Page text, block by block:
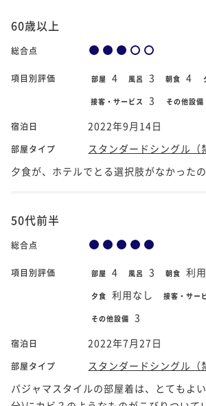
60歳以上
総合点
項目別評価 部屋 4 風呂 3 朝食 4
接客・サービス 3 その他設備
宿泊日 2022年9月14日
部屋タイプ
スタンダードシングル（
夕食が、ホテルでとる選択肢がなかったの
50代前半
総合点
項目別評価 部屋 4 風呂 3 朝食 利
夕食 利用なし 接客・サー
その他設備 3
宿泊日 2022年7月27日
部屋タイプ
スタンダードシングル（
パジャマスタイルの部屋着は、とてもよ